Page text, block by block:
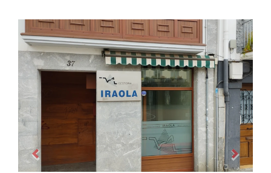
Previous Next